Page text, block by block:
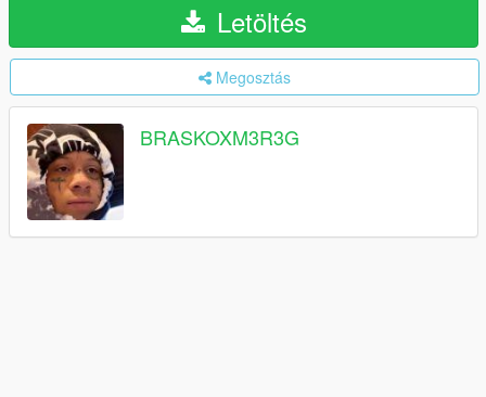
Letöltés
Megosztás
BRASKOXM3R3G